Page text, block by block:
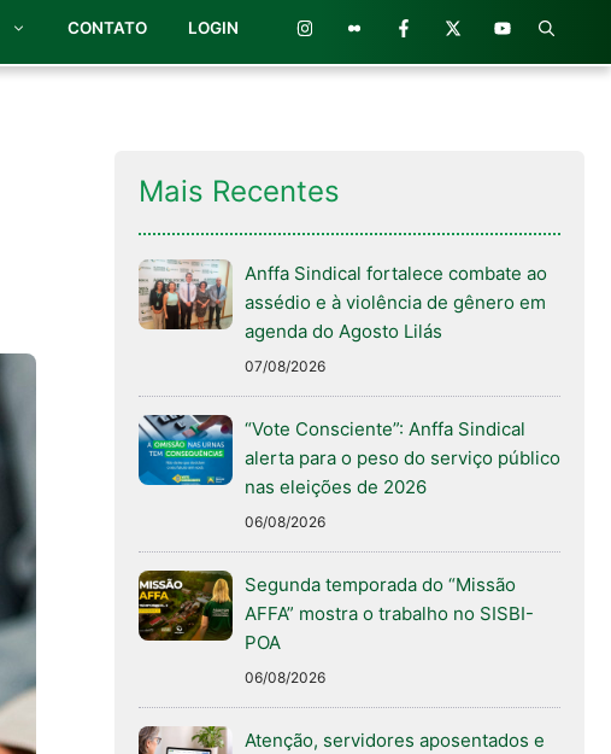
CONTATO LOGIN
Mais Recentes
Anffa Sindical fortalece combate ao
assédio e à violência de gênero em
agenda do Agosto Lilás
07/08/2026
“Vote Consciente”: Anffa Sindical
alerta para o peso do serviço público
nas eleições de 2026
06/08/2026
Segunda temporada do “Missão
AFFA” mostra o trabalho no SISBI-
POA
06/08/2026
Atenção, servidores aposentados e